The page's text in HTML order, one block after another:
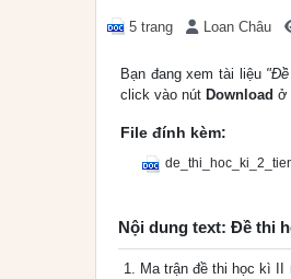
5 trang Loan Châu
Bạn đang xem tài liệu
click vào nút Download ở
File đính kèm:
Nội dung text: Đề thi
Ma trận đề thi học kì II